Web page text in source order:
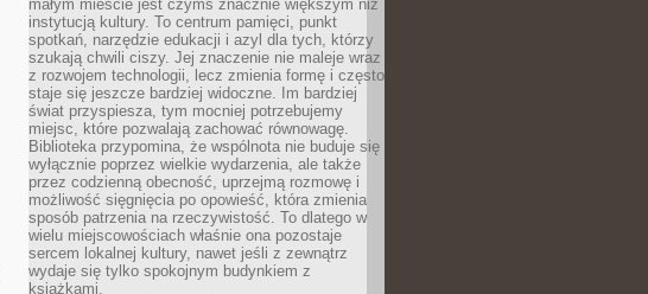
małym mieście jest czymś znacznie większym niż
instytucją kultury. To centrum pamięci, punkt
spotkań, narzędzie edukacji i azyl dla tych, którzy
szukają chwili ciszy. Jej znaczenie nie maleje wraz
z rozwojem technologii, lecz zmienia formę i często
staje się jeszcze bardziej widoczne. Im bardziej
świat przyspiesza, tym mocniej potrzebujemy
miejsc, które pozwalają zachować równowagę.
Biblioteka przypomina, że wspólnota nie buduje się
wyłącznie poprzez wielkie wydarzenia, ale także
przez codzienną obecność, uprzejmą rozmowę i
możliwość sięgnięcia po opowieść, która zmienia
sposób patrzenia na rzeczywistość. To dlatego w
wielu miejscowościach właśnie ona pozostaje
sercem lokalnej kultury, nawet jeśli z zewnątrz
wydaje się tylko spokojnym budynkiem z
książkami.